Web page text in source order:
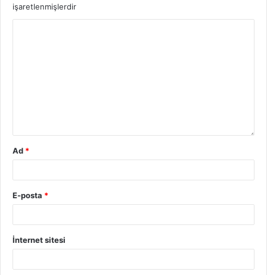
işaretlenmişlerdir
Ad *
E-posta *
İnternet sitesi